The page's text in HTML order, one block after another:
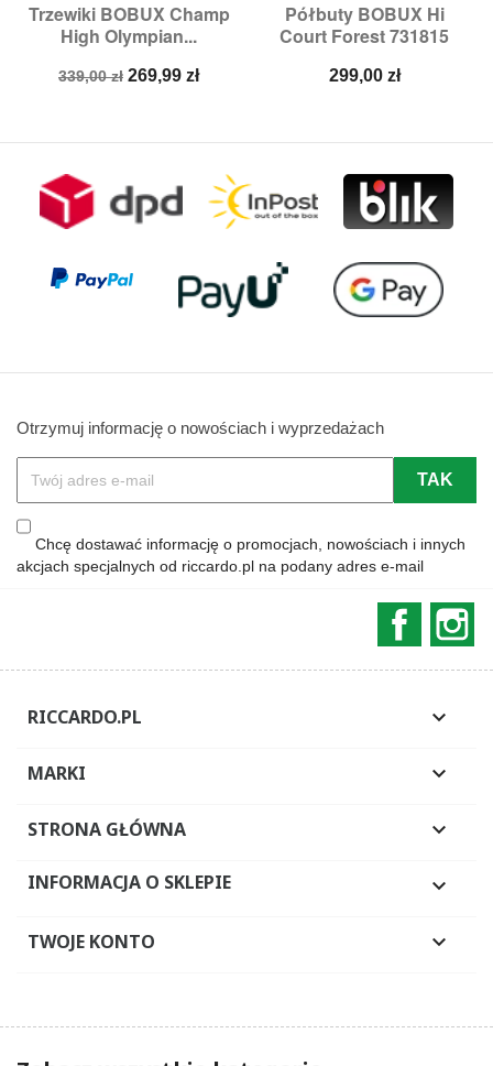
Trzewiki BOBUX Champ
High Olympian...
Cena
339,00 zł Cena
269,99 zł
Półbuty BOBUX Hi
Court Forest 731815
Cena
299,00 zł
Otrzymuj informację o nowościach i wyprzedażach
Chcę dostawać informację o promocjach, nowościach i innych
akcjach specjalnych od riccardo.pl na podany adres e-mail
RICCARDO.PL 
MARKI 
STRONA GŁÓWNA 
INFORMACJA O SKLEPIE 
TWOJE KONTO 